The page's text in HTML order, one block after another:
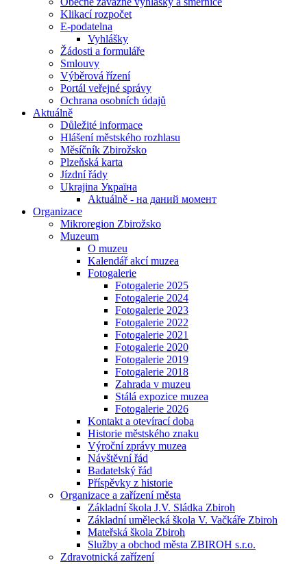
Klikací rozpočet
E-podatelna
Vyhlášky
Žádosti a formuláře
Smlouvy
Výběrová řízení
Portál veřejné správy
Ochrana osobních údajů
Aktuálně
Důležité informace
Hlášení městského rozhlasu
Měsíčník Zbirožsko
Plzeňská karta
Jízdní řády
Ukrajina Україна
Aktuálně - на даний момент
Organizace
Mikroregion Zbirožsko
Muzeum
O muzeu
Kalendář akcí muzea
Fotogalerie
Fotogalerie 2025
Fotogalerie 2024
Fotogalerie 2023
Fotogalerie 2022
Fotogalerie 2021
Fotogalerie 2020
Fotogalerie 2019
Fotogalerie 2018
Zahrada v muzeu
Stálá expozice muzea
Fotogalerie 2026
Kontakt a otevírací doba
Historie městského znaku
Výroční zprávy muzea
Návštěvní řád
Badatelský řád
Příspěvky z historie
Organizace a zařízení města
Základní škola J.V. Sládka Zbiroh
Základní umělecká škola V. Vačkáře Zbiroh
Mateřská škola Zbiroh
Služby a obchod města ZBIROH s.r.o.
Zdravotnická zařízení